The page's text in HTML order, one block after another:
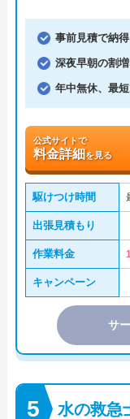
事前見積で納
深夜早朝の割
年中無休、最
公式サイトで
料金詳細を見る
駆けつけ時間
出張見積もり
作業料金
キャンペーン
サ
水の救急